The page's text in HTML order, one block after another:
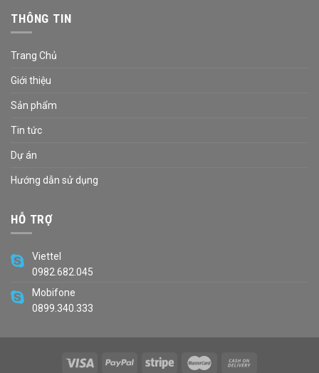
THÔNG TIN
Trang Chủ
Giới thiệu
Sản phẩm
Tin tức
Dự án
Hướng dẫn sử dụng
HỖ TRỢ
Viettel
0982.682.045
Mobifone
0899.340.333